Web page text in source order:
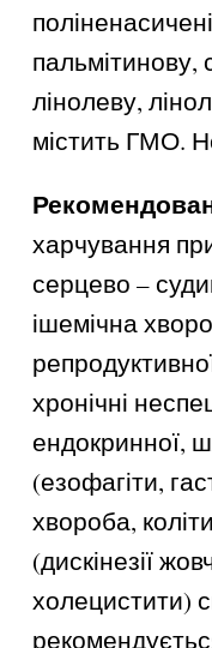
пальмітинову,
лінолеву,
містить ГМО.
харчування
серцево –
ішемічна
хронічні
ендокринної,
(езофагіти,
хвороба,
(дискінезії
холецистити)